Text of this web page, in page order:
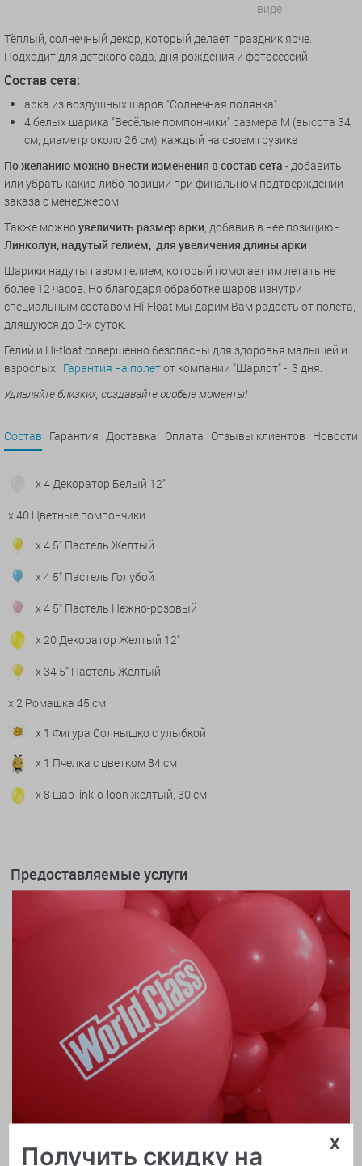
виде
Тёплый, солнечный декор, который делает праздник ярче.
Подходит для детского сада, дня рождения и фотосессий.
Состав сета:
арка из воздушных шаров "Солнечная полянка"
4 белых шарика "Весёлые помпончики" размера М (высота 34
см, диаметр около 26 см), каждый на своем грузике
По желанию можно внести изменения в состав сета - добавить
или убрать какие-либо позиции при финальном подтверждении
заказа с менеджером.
Также можно увеличить размер арки, добавив в неё позицию -
Линколун, надутый гелием, для увеличения длины арки
Шарики надуты газом гелием, который помогает им летать не
более 12 часов. Но благодаря обработке шаров изнутри
специальным составом Hi-Float мы дарим Вам радость от полета,
длящуюся до 3-х суток.
Гелий и Hi-float совершенно безопасны для здоровья малышей и
взрослых. Гарантия на полетот компании "Шарлот" - 3 дня.
Удивляйте близких, создавайте особые моменты!
Состав Гарантия Доставка Оплата Отзывы клиентов Новости
x 4 Декоратор Белый 12"
x 40 Цветные помпончики
x 4 5" Пастель Желтый
x 4 5" Пастель Голубой
x 4 5" Пастель Нежно-розовый
x 20 Декоратор Желтый 12"
x 34 5" Пастель Желтый
x 2 Ромашка 45 см
x 1 Фигура Солнышко с улыбкой
x 1 Пчелка с цветком 84 см
x 8 шар link-o-loon желтый, 30 см
Предоставляемые услуги
x
Получить скидку на